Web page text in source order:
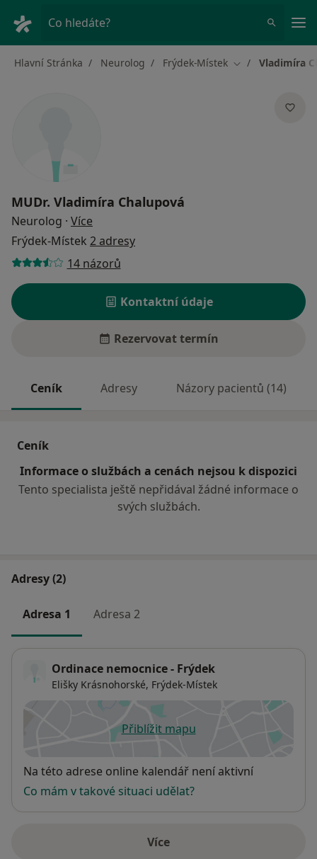
Co hledáte?
Hlavní Stránka Neurolog Frýdek-Místek Změna města
Vladimíra
MUDr. Vladimíra Chalupová
Neurolog · Více
Frýdek-Místek 2 adresy
14 názorů
Kontaktní údaje
Rezervovat termín
Ceník Adresy Názory pacientů (14)
Ceník
Informace o službách a cenách nejsou k dispozici
Tento specialista ještě nepřidával žádné informace o
svých službách.
Adresy (2)
Adresa 1 Adresa 2
Ordinace nemocnice - Frýdek
Elišky Krásnohorské, Frýdek-Místek
Přiblížit mapuse otevře v nové záložce
Dostupnost
Na této adrese online kalendář není aktivní
Co mám v takové situaci udělat?
Víceo adrese